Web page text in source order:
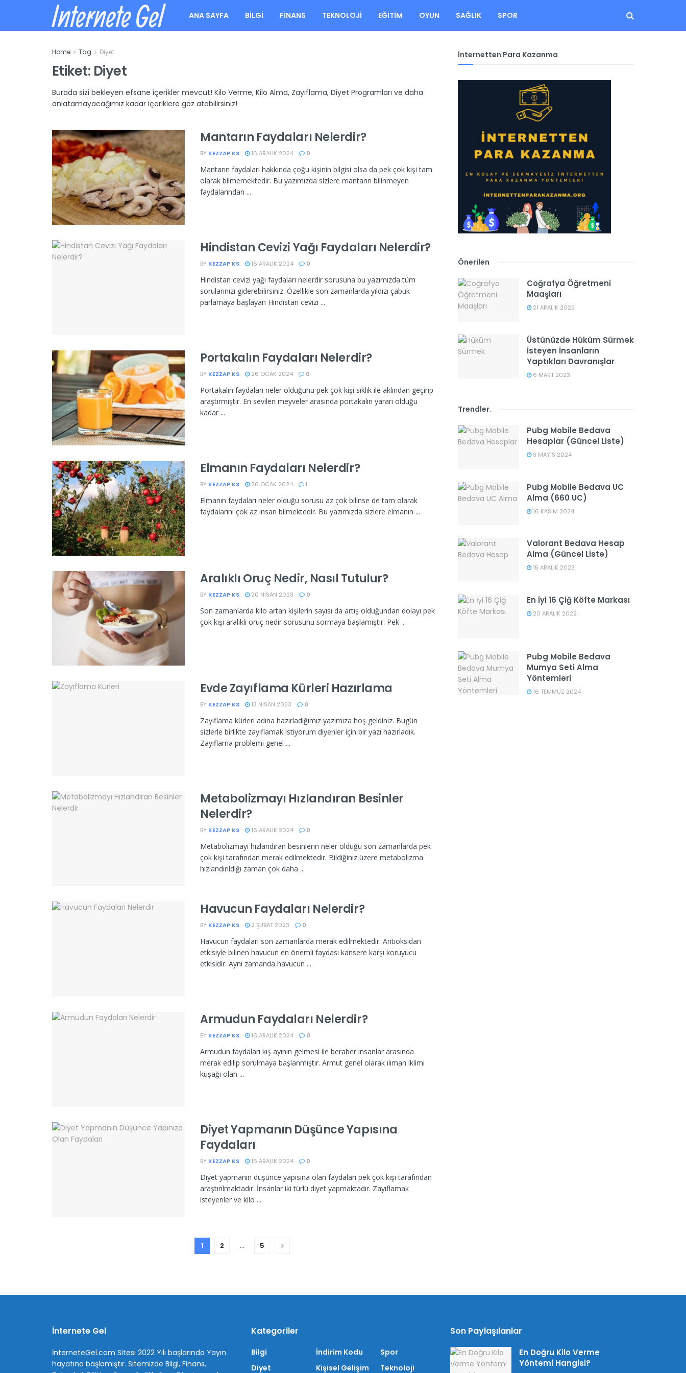
Internete Gel ANA SAYFA BILGI FINANS TEKNOLOJI EĞITIM OYUN SAĞLIK SPOR
Home Tag Diyet
Etiket: Diyet
Burada sizi bekleyen efsane içerikler mevcut! Kilo Verme, Kilo Alma, Zayıflama, Diyet Programları ve daha
anlatamayacağımız kadar içeriklere göz atabilirsiniz!
Mantarın Faydaları Nelerdir?
BY KEZZAP KS 16 ARALIK 2024 0
Mantarın faydaları hakkında çoğu kişinin bilgisi olsa da pek çok kişi tam
olarak bilmemektedir. Bu yazımızda sizlere mantarın bilinmeyen
faydalarından ...
Hindistan Cevizi Yağı Faydaları Nelerdir?
BY KEZZAP KS 16 ARALIK 2024 0
Hindistan cevizi yağı faydaları nelerdir sorusuna bu yazımızda tüm
sorularınızı giderebilirsiniz. Özellikle son zamanlarda yıldızı çabuk
parlamaya başlayan Hindistan cevizi ...
Portakalın Faydaları Nelerdir?
BY KEZZAP KS 26 OCAK 2024 0
Portakalın faydaları neler olduğunu pek çok kişi sıklık ile aklından geçirip
araştırmıştır. En sevilen meyveler arasında portakalın yararı olduğu
kadar ...
Elmanın Faydaları Nelerdir?
BY KEZZAP KS 26 OCAK 2024 1
Elmanın faydaları neler olduğu sorusu az çok bilinse de tam olarak
faydalarını çok az insan bilmektedir. Bu yazımızda sizlere elmanın ...
Aralıklı Oruç Nedir, Nasıl Tutulur?
BY KEZZAP KS 20 NISAN 2023 0
Son zamanlarda kilo artan kişilerin sayısı da artış olduğundan dolayı pek
çok kişi aralıklı oruç nedir sorusunu sormaya başlamıştır. Pek ...
Evde Zayıflama Kürleri Hazırlama
BY KEZZAP KS 13 NISAN 2023 0
Zayıflama kürleri adına hazırladığımız yazımıza hoş geldiniz. Bugün
sizlerle birlikte zayıflamak istiyorum diyenler için bir yazı hazırladık.
Zayıflama problemi genel ...
Metabolizmayı Hızlandıran Besinler
Nelerdir?
BY KEZZAP KS 16 ARALIK 2024 0
Metabolizmayı hızlandıran besinlerin neler olduğu son zamanlarda pek
çok kişi tarafından merak edilmektedir. Bildiğiniz üzere metabolizma
hızlandırıldığı zaman çok daha ...
Havucun Faydaları Nelerdir?
BY KEZZAP KS 2 ŞUBAT 2023 0
Havucun faydaları son zamanlarda merak edilmektedir. Antioksidan
etkisiyle bilinen havucun en önemli faydası kansere karşı koruyucu
etkisidir. Aynı zamanda havucun ...
Armudun Faydaları Nelerdir?
BY KEZZAP KS 16 ARALIK 2024 0
Armudun faydaları kış ayının gelmesi ile beraber insanlar arasında
merak edilip sorulmaya başlanmıştır. Armut genel olarak ılıman iklimi
kuşağı olan ...
Diyet Yapmanın Düşünce Yapısına
Faydaları
BY KEZZAP KS 16 ARALIK 2024 0
Diyet yapmanın düşünce yapısına olan faydaları pek çok kişi tarafından
araştırılmaktadır. İnsanlar iki türlü diyet yapmaktadır. Zayıflamak
isteyenler ve kilo ...
1 2 … 5
İnternetten Para Kazanma
Önerilen
Coğrafya Öğretmeni
Maaşları
21 ARALIK 2022
Üstünüzde Hüküm Sürmek
İsteyen İnsanların
Yaptıkları Davranışlar
6 MART 2023
Trendler.
Pubg Mobile Bedava
Hesaplar (Güncel Liste)
9 MAYIS 2024
Pubg Mobile Bedava UC
Alma (660 UC)
16 KASIM 2024
Valorant Bedava Hesap
Alma (Güncel Liste)
15 ARALIK 2023
En İyi 16 Çiğ Köfte Markası
20 ARALIK 2022
Pubg Mobile Bedava
Mumya Seti Alma
Yöntemleri
16 TEMMUZ 2024
İnternete Gel
İnterneteGel.com Sitesi 2022 Yılı başlarında Yayın
hayatına başlamıştır. Sitemizde Bilgi, Finans,
Kategoriler
Bilgi
Diyet
İndirim Kodu
Kişisel Gelişim
Spor
Teknoloji
Son Paylaşılanlar
En Doğru Kilo Verme
Yöntemi Hangisi?